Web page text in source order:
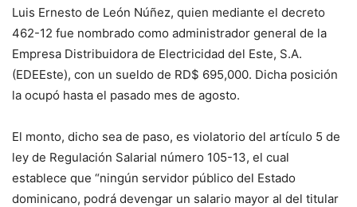
Luis Ernesto de León Núñez, quien mediante el decreto
462-12 fue nombrado como administrador general de la
Empresa Distribuidora de Electricidad del Este, S.A.
(EDEEste), con un sueldo de RD$ 695,000. Dicha posición
la ocupó hasta el pasado mes de agosto.
El monto, dicho sea de paso, es violatorio del artículo 5 de
ley de Regulación Salarial número 105-13, el cual
establece que “ningún servidor público del Estado
dominicano, podrá devengar un salario mayor al del titular